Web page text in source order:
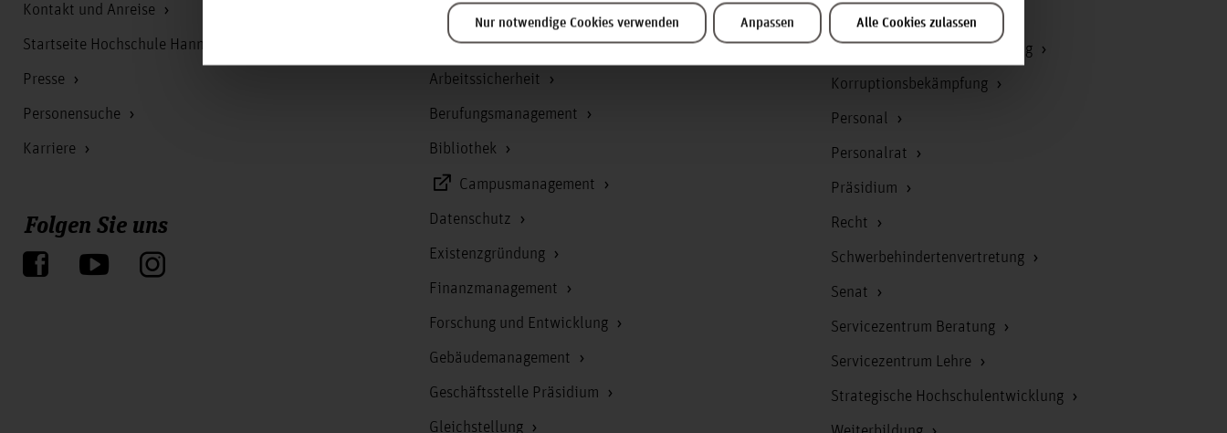
Nur notwendige Cookies verwenden Anpassen Alle Cookies zulassen
Kontakt und Anreise
Startseite Hochschule Hannover
Presse
Personensuche
Karriere
Folgen Sie uns
Akademische Angelegenheiten
Antidiskriminierungsstelle
Arbeitssicherheit
Berufungsmanagement
Bibliothek
Campusmanagement
Datenschutz
Existenzgründung
Finanzmanagement
Forschung und Entwicklung
Gebäudemanagement
Geschäftsstelle Präsidium
Gleichstellung
Hochschulrat
Kommunikation und Marketing
Korruptionsbekämpfung
Personal
Personalrat
Präsidium
Recht
Schwerbehindertenvertretung
Senat
Servicezentrum Beratung
Servicezentrum Lehre
Strategische Hochschulentwicklung